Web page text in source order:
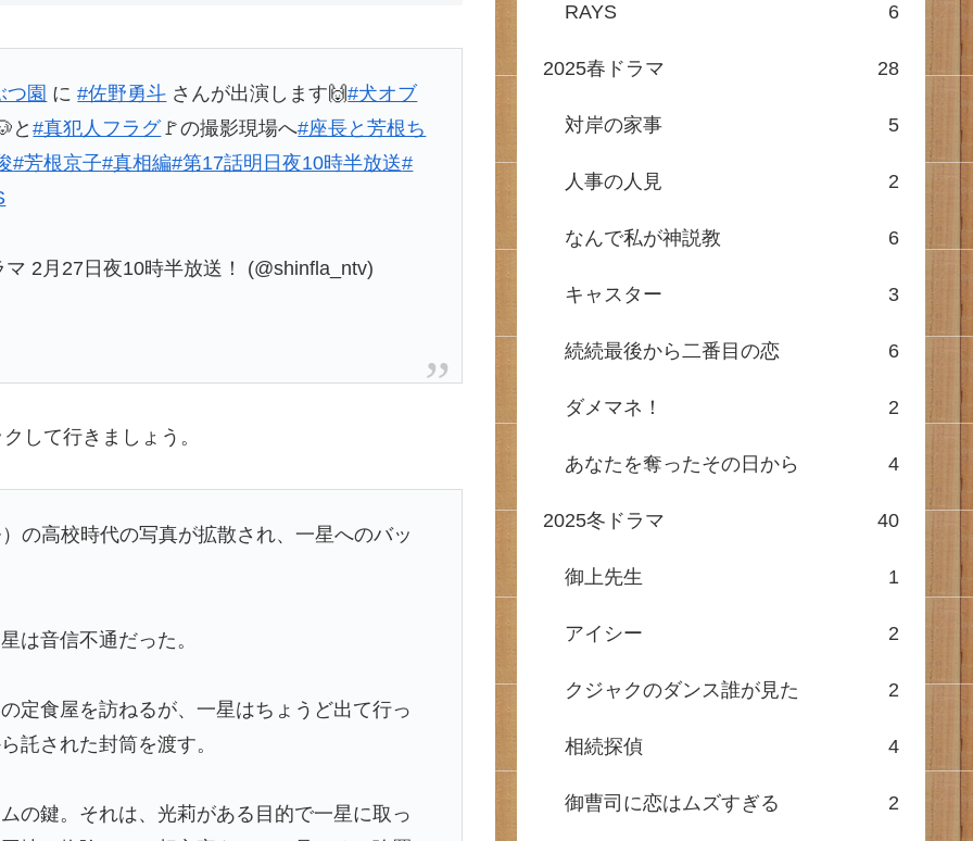
つ園 に#佐野勇斗 さんが出演します🙌#犬オブ
と#真犯人フラグ🚩の撮影現場へ#座長と芳根ち
#芳根京子#真相編#第17話明日夜10時半放送#
2月27日夜10時半放送！ (@shinfla_ntv)
して行きましょう。
の高校時代の写真が拡散され、一星へのバッ
は音信不通だった。
定食屋を訪ねるが、一星はちょうど出て行っ
託された封筒を渡す。
の鍵。それは、光莉がある目的で一星に取っ
RAYS 6
2025春ドラマ 28
対岸の家事 5
人事の人見 2
なんで私が神説教 6
キャスター 3
続続最後から二番目の恋 6
ダメマネ！ 2
あなたを奪ったその日から 4
2025冬ドラマ 40
御上先生 1
アイシー 2
クジャクのダンス誰が見た 2
相続探偵 4
御曹司に恋はムズすぎる 2